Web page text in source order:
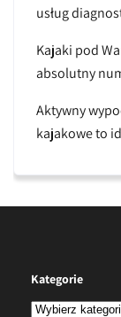
usług
Kajaki pod
absolutny
Aktywny
kajakowe to
Kategorie
Kategorie